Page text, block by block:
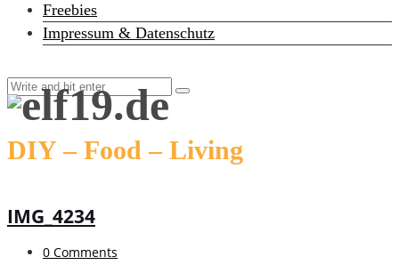
Freebies
Impressum & Datenschutz
DIY – Food – Living
IMG_4234
0 Comments